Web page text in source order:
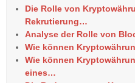
Die Rolle von
Rekrutierung…
Analyse der Rolle von
Wie können
Wie können
eines…